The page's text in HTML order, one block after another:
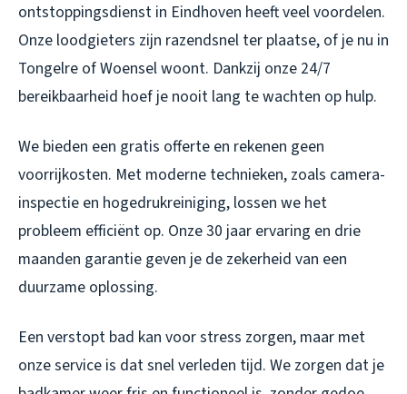
ontstoppingsdienst in Eindhoven heeft veel voordelen.
Onze loodgieters zijn razendsnel ter plaatse, of je nu in
Tongelre of Woensel woont. Dankzij onze 24/7
bereikbaarheid hoef je nooit lang te wachten op hulp.
We bieden een gratis offerte en rekenen geen
voorrijkosten. Met moderne technieken, zoals camera-
inspectie en hogedrukreiniging, lossen we het
probleem efficiënt op. Onze 30 jaar ervaring en drie
maanden garantie geven je de zekerheid van een
duurzame oplossing.
Een verstopt bad kan voor stress zorgen, maar met
onze service is dat snel verleden tijd. We zorgen dat je